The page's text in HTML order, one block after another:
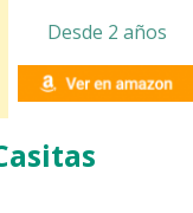
Desde 2 años